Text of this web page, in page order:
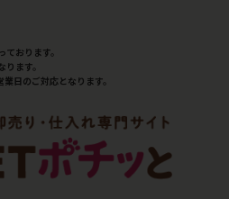
おります。
ます。
日のご対応となります。